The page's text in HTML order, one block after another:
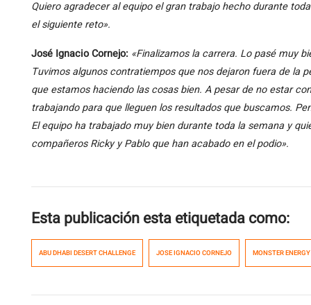
Quiero agradecer al equipo el gran trabajo hecho durante
el siguiente reto».
José Ignacio Cornejo: «Finalizamos la carrera. Lo pasé muy
Tuvimos algunos contratiempos que nos dejaron fuera de la
que estamos haciendo las cosas bien. A pesar de no estar
trabajando para que lleguen los resultados que buscamos.
El equipo ha trabajado muy bien durante toda la semana y
compañeros Ricky y Pablo que han acabado en el podio».
Esta publicación esta etiquetada como:
ABU DHABI DESERT CHALLENGE JOSE IGNACIO CORNEJO MONSTER